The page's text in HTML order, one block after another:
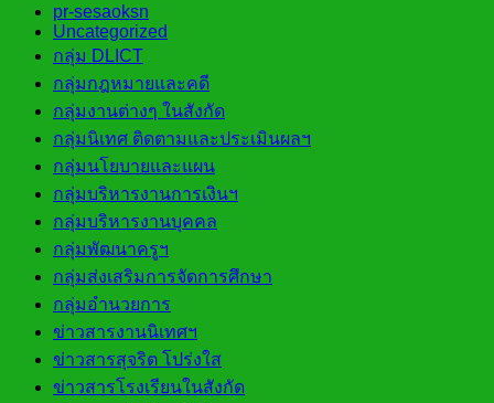
pr-sesaoksn
Uncategorized
กลุ่ม DLICT
กลุ่มกฎหมายและคดี
กลุ่มงานต่างๆ ในสังกัด
กลุ่มนิเทศ ติดตามและประเมินผลฯ
กลุ่มนโยบายและแผน
กลุ่มบริหารงานการเงินฯ
กลุ่มบริหารงานบุคคล
กลุ่มพัฒนาครูฯ
กลุ่มส่งเสริมการจัดการศึกษา
กลุ่มอำนวยการ
ข่าวสารงานนิเทศฯ
ข่าวสารสุจริต โปร่งใส
ข่าวสารโรงเรียนในสังกัด